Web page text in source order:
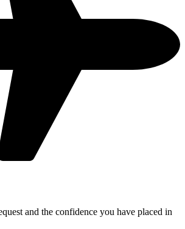
and the confidence you have placed in